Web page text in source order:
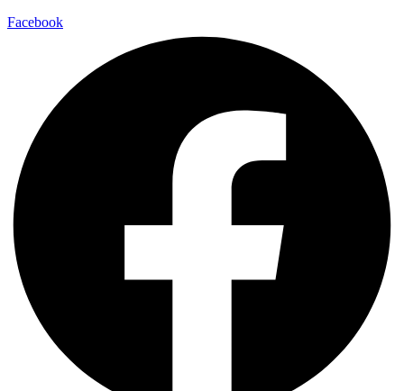
Facebook